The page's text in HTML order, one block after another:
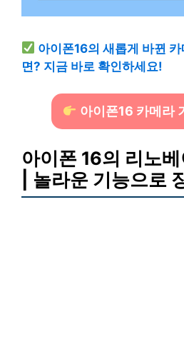
아이폰16의 새롭게 바뀐
면? 지금 바로 확인하세요!
아이폰16 카메라
아이폰 16의 리노
| 놀라운 기능으로